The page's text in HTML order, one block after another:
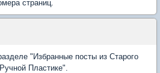
страниц.
"Избранные посты из Старого
Пластике".